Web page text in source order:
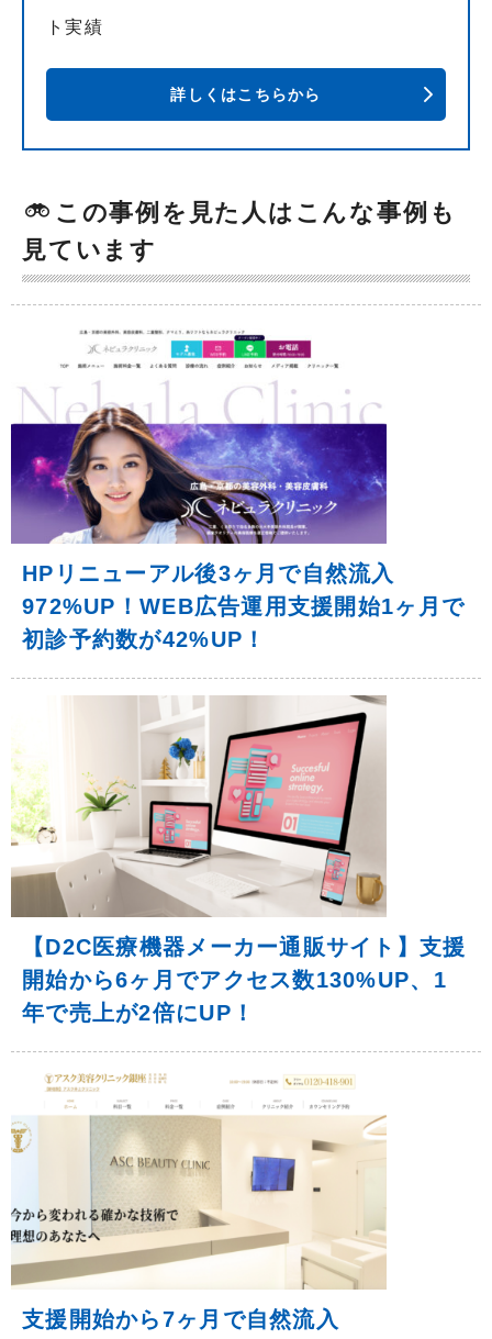
ト実績
詳しくはこちらから
この事例を見た人はこんな事例も
見ています
HPリニューアル後3ヶ月で自然流入
972%UP！WEB広告運用支援開始1ヶ月で
初診予約数が42%UP！
【D2C医療機器メーカー通販サイト】支援
開始から6ヶ月でアクセス数130%UP、1
年で売上が2倍にUP！
支援開始から7ヶ月で自然流入